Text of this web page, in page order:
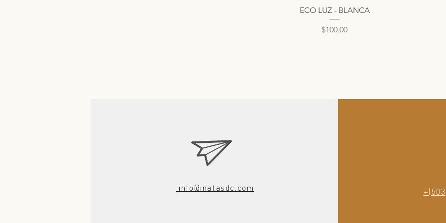
Vista rápida
ECO LUZ - BLANCA
Precio
$100.00
info@inatasdc.com